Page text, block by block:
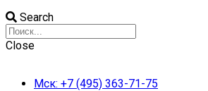
Search
Close
Мск: +7 (495) 363-71-75